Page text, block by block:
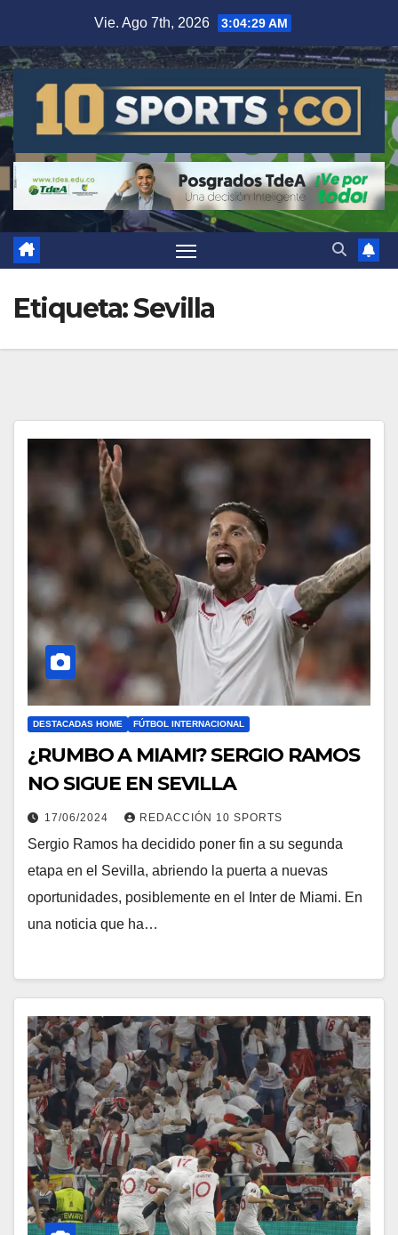
Vie. Ago 7th, 2026 3:04:29 AM
Etiqueta:Sevilla
DESTACADAS HOME FÚTBOL INTERNACIONAL
¿RUMBO A MIAMI? SERGIO RAMOS
NO SIGUE EN SEVILLA
17/06/2024 REDACCIÓN 10 SPORTS
Sergio Ramos ha decidido poner fin a su segunda
etapa en el Sevilla, abriendo la puerta a nuevas
oportunidades, posiblemente en el Inter de Miami. En
una noticia que ha…